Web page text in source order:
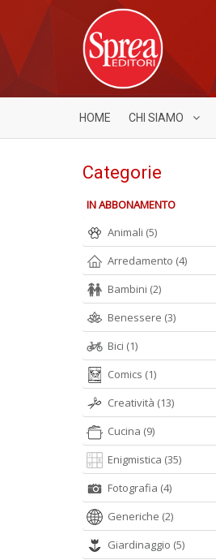
HOME CHI SIAMO
Categorie
IN ABBONAMENTO
Animali (5)
Arredamento (4)
Bambini (2)
Benessere (3)
Bici (1)
Comics (1)
Creatività (13)
Cucina (9)
Enigmistica (35)
Fotografia (4)
Generiche (2)
Giardinaggio (5)